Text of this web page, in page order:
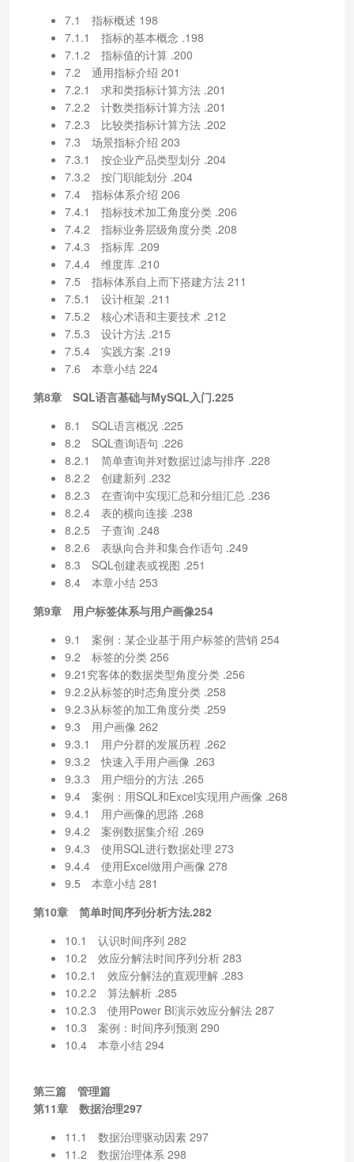
7.1 指标概述 198
7.1.1 指标的基本概念 .198
7.1.2 指标值的计算 .200
7.2 通用指标介绍 201
7.2.1 求和类指标计算方法 .201
7.2.2 计数类指标计算方法 .201
7.2.3 比较类指标计算方法 .202
7.3 场景指标介绍 203
7.3.1 按企业产品类型划分 .204
7.3.2 按门职能划分 .204
7.4 指标体系介绍 206
7.4.1 指标技术加工角度分类 .206
7.4.2 指标业务层级角度分类 .208
7.4.3 指标库 .209
7.4.4 维度库 .210
7.5 指标体系自上而下搭建方法 211
7.5.1 设计框架 .211
7.5.2 核心术语和主要技术 .212
7.5.3 设计方法 .215
7.5.4 实践方案 .219
7.6 本章小结 224
第8章 SQL语言基础与MySQL入门.225
8.1 SQL语言概况 .225
8.2 SQL查询语句 .226
8.2.1 简单查询并对数据过滤与排序 .228
8.2.2 创建新列 .232
8.2.3 在查询中实现汇总和分组汇总 .236
8.2.4 表的横向连接 .238
8.2.5 子查询 .248
8.2.6 表纵向合并和集合作语句 .249
8.3 SQL创建表或视图 .251
8.4 本章小结 253
第9章 用户标签体系与用户画像254
9.1 案例：某企业基于用户标签的营销 254
9.2 标签的分类 256
9.21究客体的数据类型角度分类 .256
9.2.2从标签的时态角度分类 .258
9.2.3从标签的加工角度分类 .259
9.3 用户画像 262
9.3.1 用户分群的发展历程 .262
9.3.2 快速入手用户画像 .263
9.3.3 用户细分的方法 .265
9.4 案例：用SQL和Excel实现用户画像 .268
9.4.1 用户画像的思路 .268
9.4.2 案例数据集介绍 .269
9.4.3 使用SQL进行数据处理 273
9.4.4 使用Excel做用户画像 278
9.5 本章小结 281
第10章 简单时间序列分析方法.282
10.1 认识时间序列 282
10.2 效应分解法时间序列分析 283
10.2.1 效应分解法的直观理解 .283
10.2.2 算法解析 .285
10.2.3 使用Power BI演示效应分解法 287
10.3 案例：时间序列预测 290
10.4 本章小结 294
第三篇 管理篇
第11章 数据治理297
11.1 数据治理驱动因素 297
11.2 数据治理体系 298